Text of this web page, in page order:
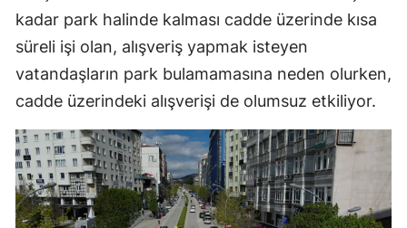
Kars
Kastamonu
Kırklareli
Kırşehir
Kocaeli
kadar park halinde kalması cadde üzerinde kısa
süreli işi olan, alışveriş yapmak isteyen
vatandaşların park bulamamasına neden olurken,
cadde üzerindeki alışverişi de olumsuz etkiliyor.